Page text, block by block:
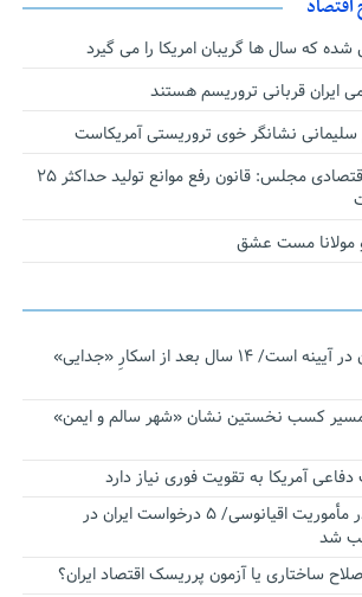
که سال ها گریبان امریکا را می گیرد
ایران قربانی تروریسم هستند
نشانگر خوی تروریستی آمریکاست
سخنگوی کمیسیون اقتصادی مجلس: قانون رفع موانع تولید حداکثر ۲۵
مست عشق
نجات‌دهنده‌ همچنان در آیینه است/ ۱۴ سال بعد از اسکارِ «جدایی»
مسیر کسب نخستین نشان «شهر سالم و ایمن»
آمریکا به تقویت فوری نیاز دارد
اقتدار ناوگروه ۱۰۳ در مأموریت‌ اقیانوسی/ ۵ درخواست ایران در
شد
ساختاری یا آزمون پرریسک اقتصاد ایران؟